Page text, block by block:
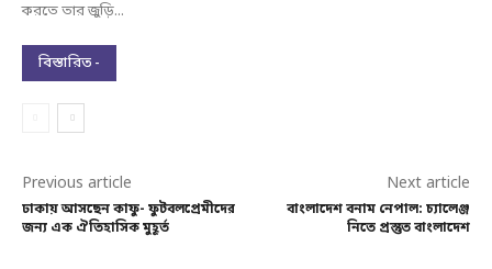
করতে তার জুড়ি...
বিস্তারিত -
Previous article
ঢাকায় আসছেন কাফু- ফুটবলপ্রেমীদের
জন্য এক ঐতিহাসিক মুহূর্ত
Next article
বাংলাদেশ বনাম নেপাল: চ্যালেঞ্জ
নিতে প্রস্তুত বাংলাদেশ